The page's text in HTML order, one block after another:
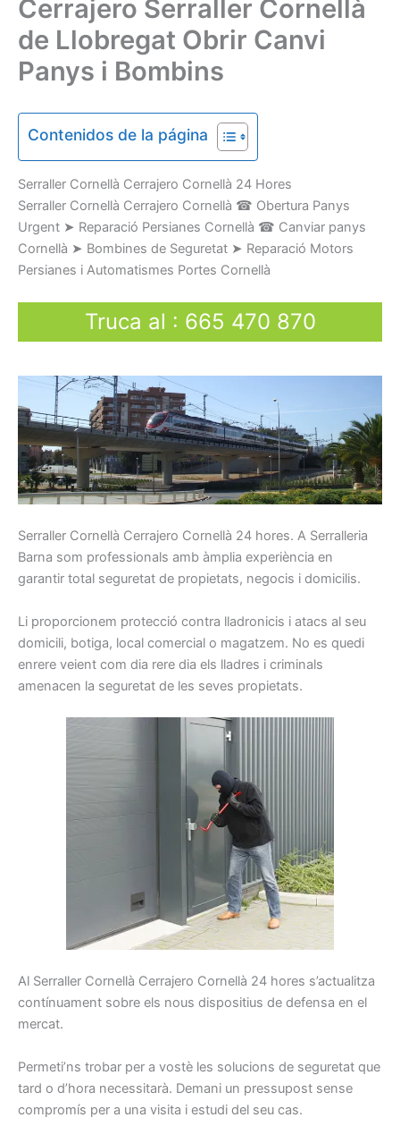
Cerrajero Serraller Cornellà
de Llobregat Obrir Canvi
Panys i Bombins
Contenidos de la página
Serraller Cornellà Cerrajero Cornellà 24 Hores
Serraller Cornellà Cerrajero Cornellà ☎ Obertura Panys
Urgent ➤ Reparació Persianes Cornellà ☎ Canviar panys
Cornellà ➤ Bombines de Seguretat ➤ Reparació Motors
Persianes i Automatismes Portes Cornellà
Truca al : 665 470 870
Serraller Cornellà Cerrajero Cornellà 24 hores. A Serralleria
Barna som professionals amb àmplia experiència en
garantir total seguretat de propietats, negocis i domicilis.
Li proporcionem protecció contra lladronicis i atacs al seu
domicili, botiga, local comercial o magatzem. No es quedi
enrere veient com dia rere dia els lladres i criminals
amenacen la seguretat de les seves propietats.
Al Serraller Cornellà Cerrajero Cornellà 24 hores s’actualitza
contínuament sobre els nous dispositius de defensa en el
mercat.
Permeti’ns trobar per a vostè les solucions de seguretat que
tard o d’hora necessitarà. Demani un pressupost sense
compromís per a una visita i estudi del seu cas.